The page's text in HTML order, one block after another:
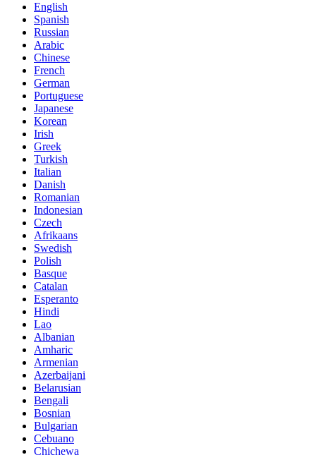
English
Spanish
Russian
Arabic
Chinese
French
German
Portuguese
Japanese
Korean
Irish
Greek
Turkish
Italian
Danish
Romanian
Indonesian
Czech
Afrikaans
Swedish
Polish
Basque
Catalan
Esperanto
Hindi
Lao
Albanian
Amharic
Armenian
Azerbaijani
Belarusian
Bengali
Bosnian
Bulgarian
Cebuano
Chichewa